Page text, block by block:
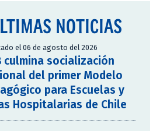
NOTICIAS
el 06 de agosto del 2026
culmina socialización
del primer Modelo
para Escuelas y
Hospitalarias de Chile